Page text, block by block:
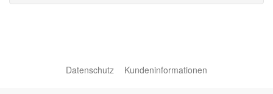
Datenschutz Kundeninformationen